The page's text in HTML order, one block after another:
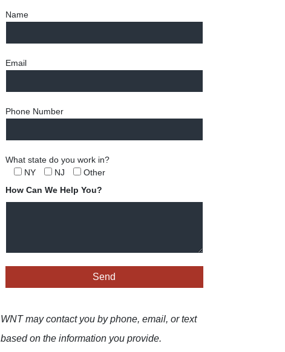
Name
Email
Phone Number
What state do you work in?
NY
NJ
Other
How Can We Help You?
WNT may contact you by phone, email, or text
based on the information you provide.